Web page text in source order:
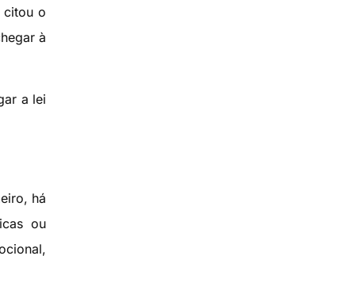
citou o
à
a lei
há
ou